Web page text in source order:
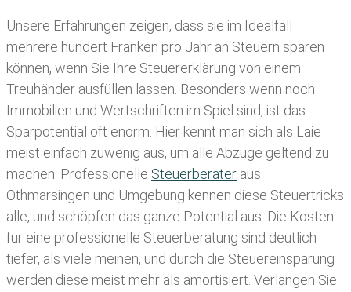
Unsere Erfahrungen zeigen, dass sie im Idealfall
mehrere hundert Franken pro Jahr an Steuern sparen
können, wenn Sie Ihre Steuererklärung von einem
Treuhänder ausfüllen lassen . Besonders wenn noch
Immobilien und Wertschriften im Spiel sind, ist das
Sparpotential oft enorm. Hier kennt man sich als Laie
meist einfach zuwenig aus, um alle Abzüge geltend zu
machen. Professionelle Steuerberater aus
Othmarsingen und Umgebung kennen diese Steuertricks
alle, und schöpfen das ganze Potential aus. Die Kosten
für eine professionelle Steuerberatung sind deutlich
tiefer, als viele meinen, und durch die Steuereinsparung
werden diese meist mehr als amortisiert. Verlangen Sie